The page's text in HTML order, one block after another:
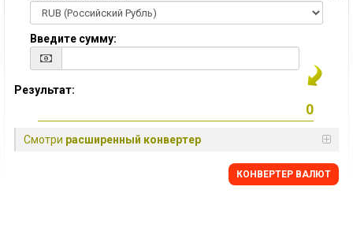
Введите сумму:
Результат:
Смотри расширенный конвертер
КОНВЕРТЕР ВАЛЮТ